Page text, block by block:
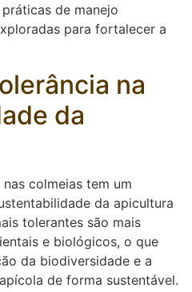
de manejo
para fortalecer a
na
da
colmeias tem um
da apicultura
tolerantes são mais
e biológicos, o que
da biodiversidade e a
de forma sustentável.